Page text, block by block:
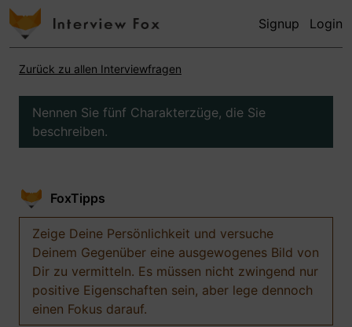
Signup Login
Zurück zu allen Interviewfragen
Nennen Sie fünf Charakterzüge, die Sie
beschreiben.
FoxTipps
Zeige Deine Persönlichkeit und versuche
Deinem Gegenüber eine ausgewogenes Bild von
Dir zu vermitteln. Es müssen nicht zwingend nur
positive Eigenschaften sein, aber lege dennoch
einen Fokus darauf.